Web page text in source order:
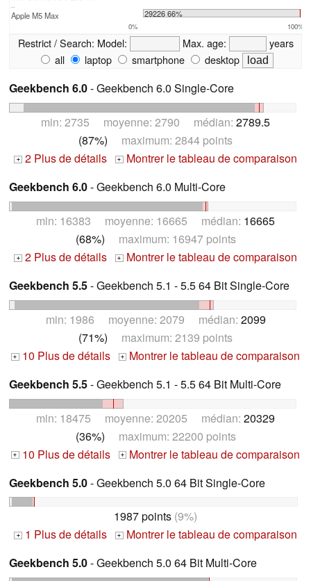
...
Apple M5 Max 29226 66%
0% 100%
Restrict / Search: Model: Max. age:
years
all
laptop smartphone desktop
Geekbench 6.0- Geekbench 6.0 Single-Core
min: 2735 moyenne: 2790 médian: 2789.5
(87%) maximum: 2844 points
+ 2 Plus de détails + Montrer le tableau de comparaison
Geekbench 6.0- Geekbench 6.0 Multi-Core
min: 16383 moyenne: 16665 médian: 16665
(68%) maximum: 16947 points
+ 2 Plus de détails + Montrer le tableau de comparaison
Geekbench 5.5- Geekbench 5.1 - 5.5 64 Bit Single-Core
min: 1986 moyenne: 2079 médian: 2099
(71%) maximum: 2139 points
+ 10 Plus de détails +
Montrer le tableau de comparaison
Geekbench 5.5- Geekbench 5.1 - 5.5 64 Bit Multi-Core
min: 18475 moyenne: 20205 médian: 20329
(36%) maximum: 22200 points
+ 10 Plus de détails +
Montrer le tableau de comparaison
Geekbench 5.0- Geekbench 5.0 64 Bit Single-Core
1987 points (9%)
+ 1 Plus de détails + Montrer le tableau de comparaison
Geekbench 5.0- Geekbench 5.0 64 Bit Multi-Core